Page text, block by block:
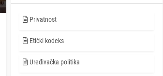
Privatnost
Etički kodeks
Uređivačka politika